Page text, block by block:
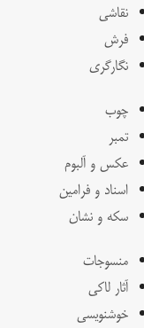
نقاشی
فرش
نگارگری
چوب
تمبر
عکس و آلبوم
اسناد و فرامین
سکه و نشان
منسوجات
آثار لاکی
خوشنویسی